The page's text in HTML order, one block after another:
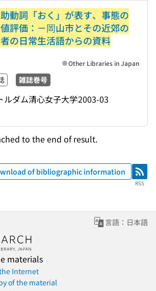
動詞「おく」が表す、事態の
評価：－岡山市とその近郊の
の日常生活語からの資料
雑誌巻号
ルダム清心女子大学2003-03
Other Libraries in Japan
to the end of result.
of bibliographic information RSS
RSS
言語：日本語
materials
Internet
of the material